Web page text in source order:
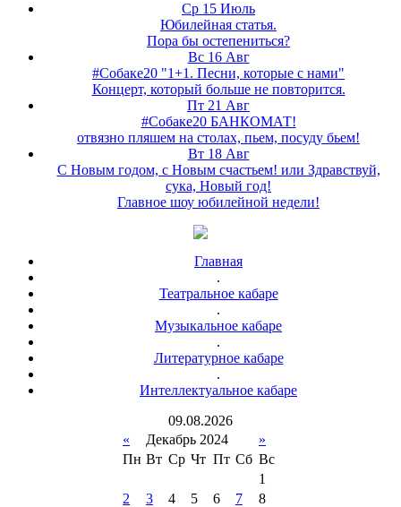
Ср 15 Июль
Юбилейная статья.
Пора бы остепениться?
Вс 16 Авг
#Собаке20 "1+1. Песни, которые с нами"
Концерт, который больше не повторится.
Пт 21 Авг
#Собаке20 БАНКОМАТ!
отвязно пляшем на столах, пьем, посуду бьем!
Вт 18 Авг
С Новым годом, с Новым счастьем! или Здравствуй,
сука, Новый год!
Главное шоу юбилейной недели!
Главная
.
Театральное кабаре
.
Музыкальное кабаре
.
Литературное кабаре
.
Интеллектуальное кабаре
09.08.2026
«
Декабрь 2024
»
Пн Вт Ср Чт Пт Сб Вс
1
2
3 4 5 6 7
8